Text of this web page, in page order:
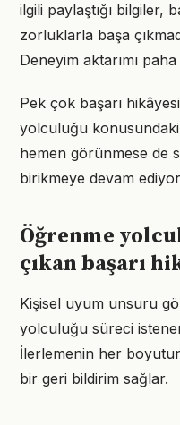
ilgili paylaştığı bilgiler,
zorluklarla başa
Deneyim aktarımı
Pek çok başarı
yolculuğu konusundaki
hemen görünmese de
birikmeye devam
Öğrenme
çıkan başarı
Kişisel uyum unsuru
yolculuğu süreci
İlerlemenin her
bir geri bildirim sağlar.